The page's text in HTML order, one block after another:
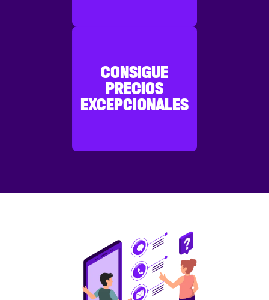
CONSIGUE
PRECIOS
EXCEPCIONALES